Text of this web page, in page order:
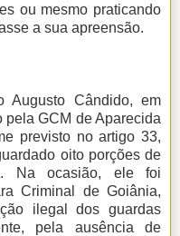
ou mesmo praticando
a sua apreensão.
Augusto Cândido, em
pela GCM de Aparecida
previsto no artigo 33,
oito porções de
Na ocasião, ele foi
Criminal de Goiânia,
ilegal dos guardas
pela ausência de